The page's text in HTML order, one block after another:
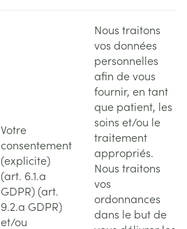
Votre
consentement
(explicite)
(art. 6.1.a
GDPR) (art.
9.2.a GDPR)
et/ou
Nous traitons
vos données
personnelles
afin de vous
fournir, en tant
que patient, les
soins et/ou le
traitement
appropriés.
Nous traitons
vos
ordonnances
dans le but de